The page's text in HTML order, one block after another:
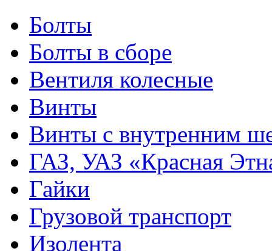
Болты
Болты в сборе
Вентиля колесные
Винты
Винты с внутренним
ГАЗ, УАЗ «Красная
Гайки
Грузовой транспорт
Изолента